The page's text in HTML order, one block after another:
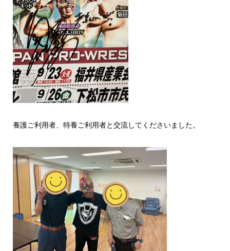
養護ご利用者、特養ご利用者と交流してくださいました。